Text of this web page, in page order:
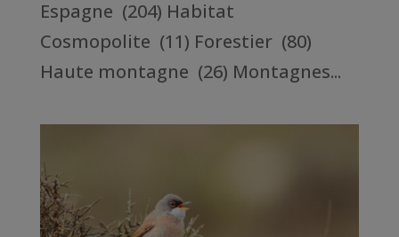
Espagne (204) Habitat
Cosmopolite (11) Forestier (80)
Haute montagne (26) Montagnes...